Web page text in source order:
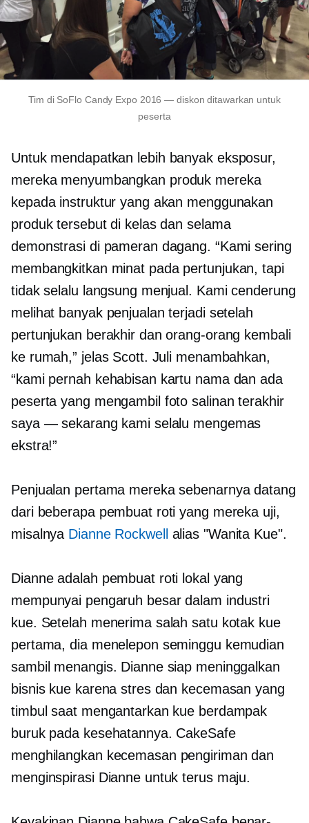
Tim di SoFlo Candy Expo 2016 — diskon ditawarkan untuk
peserta
Untuk mendapatkan lebih banyak eksposur,
mereka menyumbangkan produk mereka
kepada instruktur yang akan menggunakan
produk tersebut di kelas dan selama
demonstrasi di pameran dagang. “Kami sering
membangkitkan minat pada pertunjukan, tapi
tidak selalu langsung menjual. Kami cenderung
melihat banyak penjualan terjadi setelah
pertunjukan berakhir dan orang-orang kembali
ke rumah,” jelas Scott. Juli menambahkan,
“kami pernah kehabisan kartu nama dan ada
peserta yang mengambil foto salinan terakhir
saya — sekarang kami selalu mengemas
ekstra!”
Penjualan pertama mereka sebenarnya datang
dari beberapa pembuat roti yang mereka uji,
misalnya Dianne Rockwell alias "Wanita Kue".
Dianne adalah pembuat roti lokal yang
mempunyai pengaruh besar dalam industri
kue. Setelah menerima salah satu kotak kue
pertama, dia menelepon seminggu kemudian
sambil menangis. Dianne siap meninggalkan
bisnis kue karena stres dan kecemasan yang
timbul saat mengantarkan kue berdampak
buruk pada kesehatannya. CakeSafe
menghilangkan kecemasan pengiriman dan
menginspirasi Dianne untuk terus maju.